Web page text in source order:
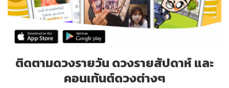
ติดตามดวงรายวัน ดวงรายสัปดาห์ และ
คอนเท้นต์ดวงต่างๆ